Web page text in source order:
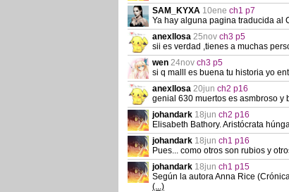
SAM_KYXA 10ene ch1 p7
Ya hay alguna pagina traducida al
anexllosa 25nov ch3 p5
sii es verdad ,tienes a muchas
wen 24nov ch3 p5
si q malll es buena tu historia yo
anexllosa 20jun ch2 p16
genial 630 muertos es asmbroso y
johandark 18jun ch2 p16
Elisabeth Bathory. Aristócrata
johandark 18jun ch1 p16
Pues... como otros son rubios y
johandark 18jun ch1 p15
Según la autora Anna Rice
(...)